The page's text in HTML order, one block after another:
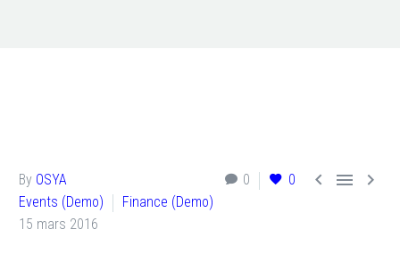
0 0   
By OSYA
Events (Demo)
Finance (Demo)
15 mars 2016